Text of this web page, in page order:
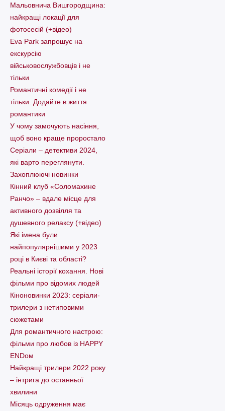
Мальовнича Вишгородщина:
найкращі локації для
фотосесій (+відео)
Eva Park запрошує на
екскурсію
військовослужбовців і не
тільки
Романтичні комедії і не
тільки. Додайте в життя
романтики
У чому замочують насіння,
щоб воно краще проростало
Серіали – детективи 2024,
які варто пеpеглянути.
Захоплюючі новинки
Кінний клуб «Соломахине
Ранчо» – вдале місце для
активного дозвілля та
душевного релаксу (+відео)
Які імена були
найпопулярнішими у 2023
році в Києві та області?
Реальні історії кохання. Нові
фільми про відомих людей
Кіноновинки 2023: серіали-
трилери з нетиповими
сюжетами
Для романтичного настрою:
фільми про любов із HAPPY
ENDом
Найкращі трилери 2022 року
– інтрига до останньої
хвилини
Місяць одруження має